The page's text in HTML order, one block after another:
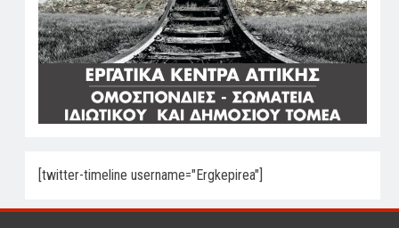
[twitter-timeline username="Ergkepirea"]